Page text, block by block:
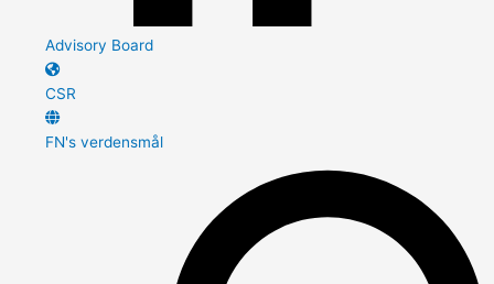
Advisory Board
CSR
FN's verdensmål